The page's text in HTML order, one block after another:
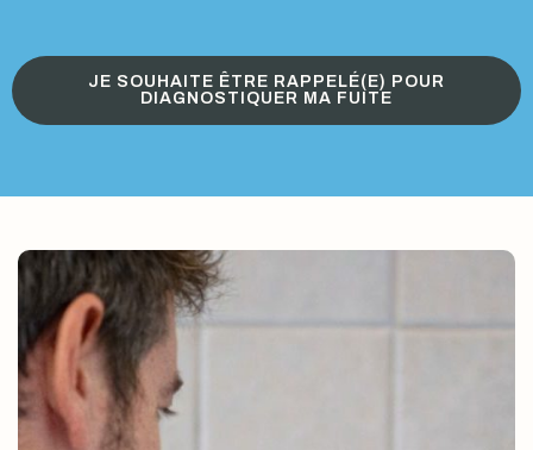
JE SOUHAITE ÊTRE RAPPELÉ(E) POUR
DIAGNOSTIQUER MA FUITE